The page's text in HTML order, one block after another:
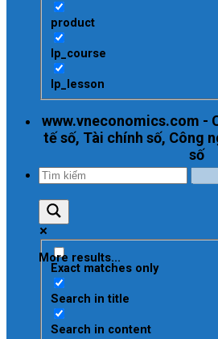
product
lp_course
lp_lesson
www.vneconomics.com -
tế số, Tài chính số, Công
số
More results...
Exact matches only
Search in title
Search in content